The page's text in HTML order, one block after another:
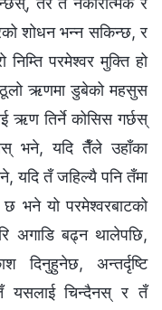
शोधन भन्न सकिन्छ, र
निम्ति परमेश्‍वर मुक्ति हो
ऋणमा डुबेको महसुस
ऋण तिर्ने कोसिस गर्छस्
भने, यदि तैँले उहाँका
यदि तँ जहिल्यै पनि तँमा
भने यो परमेश्‍वरबाटको
अगाडि बढ्न थालेपछि,
दिनुहुनेछ, अन्तर्दृष्टि
यसलाई चिन्दैनस् र तँ